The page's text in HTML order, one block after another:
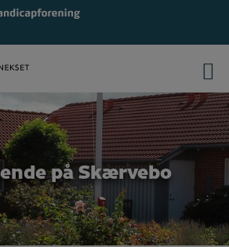
på Skærvebo